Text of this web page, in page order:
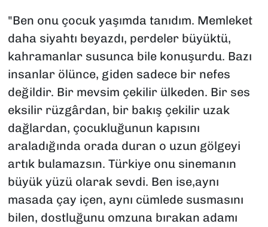
"Ben onu çocuk yaşımda tanıdım. Memleket
daha siyahtı beyazdı, perdeler büyüktü,
kahramanlar susunca bile konuşurdu. Bazı
insanlar ölünce, giden sadece bir nefes
değildir. Bir mevsim çekilir ülkeden. Bir ses
eksilir rüzgârdan, bir bakış çekilir uzak
dağlardan, çocukluğunun kapısını
araladığında orada duran o uzun gölgeyi
artık bulamazsın. Türkiye onu sinemanın
büyük yüzü olarak sevdi. Ben ise,aynı
masada çay içen, aynı cümlede susmasını
bilen, dostluğunu omzuna bırakan adamı